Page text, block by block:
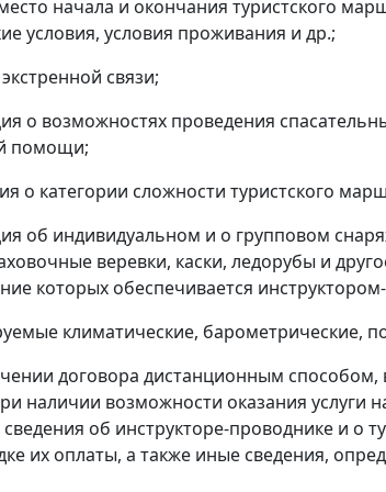
начала и окончания туристского
условия, условия проживания и др.;
связи;
о возможностях проведения
помощи;
о категории сложности туристского
об индивидуальном и о групповом
веревки, каски, ледорубы и
которых обеспечивается
климатические, барометрические,
договора дистанционным способом,
наличии возможности оказания услуги
об инструкторе-проводнике и о
их оплаты, а также иные сведения,